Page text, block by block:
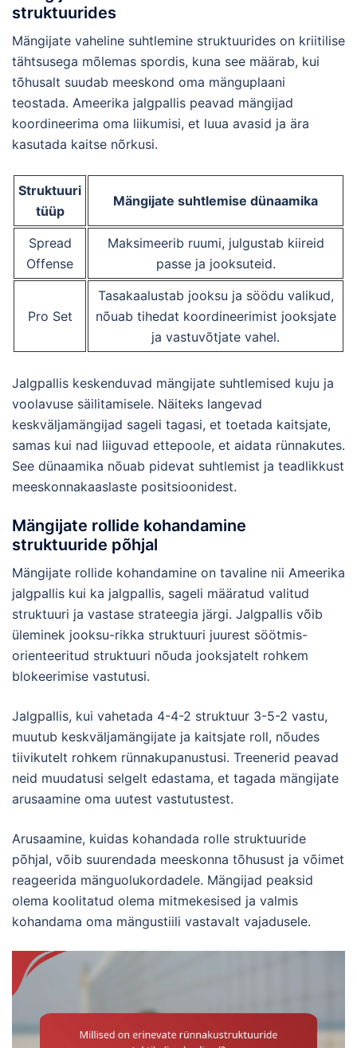
struktuurides
Mängijate vaheline suhtlemine struktuurides on kriitilise
tähtsusega mõlemas spordis, kuna see määrab, kui
tõhusalt suudab meeskond oma mänguplaani
teostada. Ameerika jalgpallis peavad mängijad
koordineerima oma liikumisi, et luua avasid ja ära
kasutada kaitse nõrkusi.
Struktuuri
tüüp
Mängijate suhtlemise dünaamika
Spread
Offense
Maksimeerib ruumi, julgustab kiireid
passe ja jooksuteid.
Pro Set
Tasakaalustab jooksu ja söödu valikud,
nõuab tihedat koordineerimist jooksjate
ja vastuvõtjate vahel.
Jalgpallis keskenduvad mängijate suhtlemised kuju ja
voolavuse säilitamisele. Näiteks langevad
keskväljamängijad sageli tagasi, et toetada kaitsjate,
samas kui nad liiguvad ettepoole, et aidata rünnakutes.
See dünaamika nõuab pidevat suhtlemist ja teadlikkust
meeskonnakaaslaste positsioonidest.
Mängijate rollide kohandamine
struktuuride põhjal
Mängijate rollide kohandamine on tavaline nii Ameerika
jalgpallis kui ka jalgpallis, sageli määratud valitud
struktuuri ja vastase strateegia järgi. Jalgpallis võib
üleminek jooksu-rikka struktuuri juurest söötmis-
orienteeritud struktuuri nõuda jooksjatelt rohkem
blokeerimise vastutusi.
Jalgpallis, kui vahetada 4-4-2 struktuur 3-5-2 vastu,
muutub keskväljamängijate ja kaitsjate roll, nõudes
tiivikutelt rohkem rünnakupanustusi. Treenerid peavad
neid muudatusi selgelt edastama, et tagada mängijate
arusaamine oma uutest vastutustest.
Arusaamine, kuidas kohandada rolle struktuuride
põhjal, võib suurendada meeskonna tõhusust ja võimet
reageerida mänguolukordadele. Mängijad peaksid
olema koolitatud olema mitmekesised ja valmis
kohandama oma mängustiili vastavalt vajadusele.